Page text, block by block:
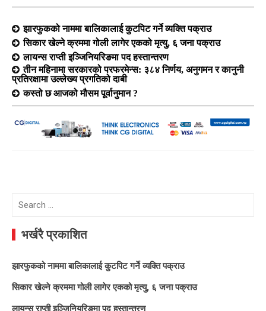
झारफुकको नाममा बालिकालाई कुटपिट गर्ने व्यक्ति पक्राउ
सिकार खेल्ने क्रममा गोली लागेर एकको मृत्यु, ६ जना पक्राउ
लायन्स राप्ती इञ्जिनियरिङमा पद हस्तान्तरण
तीन महिनामा सरकारको परफरमेन्स: ३८४ निर्णय, अनुगमन र कानुनी
प्रतिरक्षामा उल्लेख्य प्रगतिको दाबी
कस्तो छ आजको मौसम पूर्वानुमान ?
Search
भर्खरै प्रकाशित
झारफुकको नाममा बालिकालाई कुटपिट गर्ने व्यक्ति पक्राउ
सिकार खेल्ने क्रममा गोली लागेर एकको मृत्यु, ६ जना पक्राउ
लायन्स राप्ती इञ्जिनियरिङमा पद हस्तान्तरण